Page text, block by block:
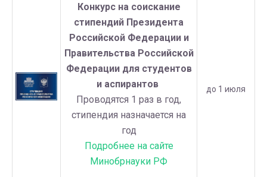
Конкурс на соискание
стипендий Президента
Российской Федерации и
Правительства Российской
Федерации для студентов
и аспирантов
Проводятся 1 раз в год,
стипендия назначается на
год
Подробнее на сайте
Минобрнауки РФ
до 1 июля